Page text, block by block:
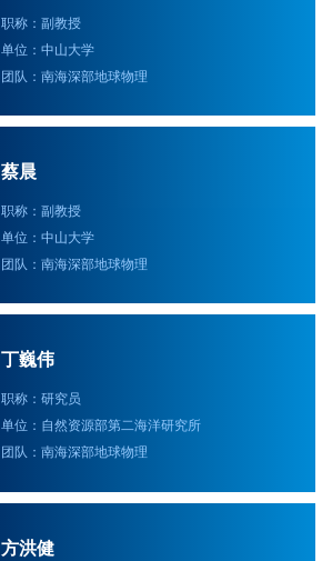
职称：副教授
单位：中山大学
团队：南海深部地球物理
蔡晨
职称：副教授
单位：中山大学
团队：南海深部地球物理
丁巍伟
职称：研究员
单位：自然资源部第二海洋研究所
团队：南海深部地球物理
方洪健